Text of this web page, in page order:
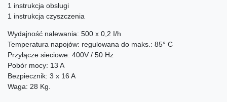
1 instrukcja obsługi
1 instrukcja czyszczenia
Wydajność nalewania: 500 x 0,2 I/h
Temperatura napojów: regulowana do maks.: 85° C
Przyłącze sieciowe: 400V / 50 Hz
Pobór mocy: 13 A
Bezpiecznik: 3 x 16 A
Waga: 28 Kg.